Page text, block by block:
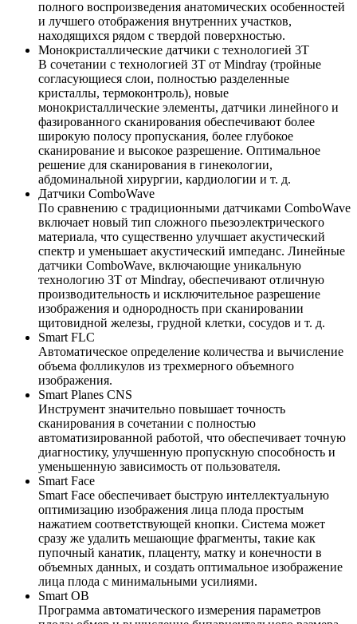
полного воспроизведения анатомических особенностей
и лучшего отображения внутренних участков,
находящихся рядом с твердой поверхностью.
Монокристаллические датчики с технологией 3Т
В сочетании с технологией 3T от Mindray (тройные
согласующиеся слои, полностью разделенные
кристаллы, термоконтроль), новые
монокристаллические элементы, датчики линейного и
фазированного сканирования обеспечивают более
широкую полосу пропускания, более глубокое
сканирование и высокое разрешение. Оптимальное
решение для сканирования в гинекологии,
абдоминальной хирургии, кардиологии и т. д.
Датчики ComboWave
По сравнению с традиционными датчиками ComboWave
включает новый тип сложного пьезоэлектрического
материала, что существенно улучшает акустический
спектр и уменьшает акустический импеданс. Линейные
датчики ComboWave, включающие уникальную
технологию 3T от Mindray, обеспечивают отличную
производительность и исключительное разрешение
изображения и однородность при сканировании
щитовидной железы, грудной клетки, сосудов и т. д.
Smart FLC
Автоматическое определение количества и вычисление
объема фолликулов из трехмерного объемного
изображения.
Smart Planes CNS
Инструмент значительно повышает точность
сканирования в сочетании с полностью
автоматизированной работой, что обеспечивает точную
диагностику, улучшенную пропускную способность и
уменьшенную зависимость от пользователя.
Smart Face
Smart Face обеспечивает быструю интеллектуальную
оптимизацию изображения лица плода простым
нажатием соответствующей кнопки. Система может
сразу же удалить мешающие фрагменты, такие как
пупочный канатик, плаценту, матку и конечности в
объемных данных, и создать оптимальное изображение
лица плода с минимальными усилиями.
Smart OB
Программа автоматического измерения параметров